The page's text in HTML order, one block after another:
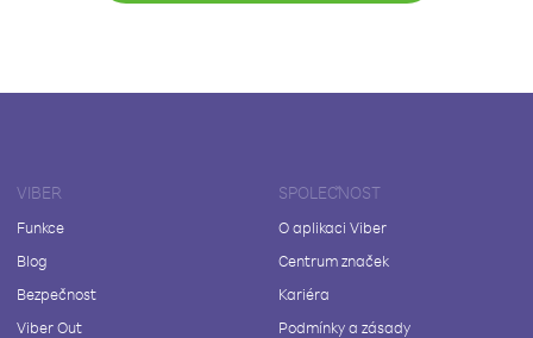
VIBER
Funkce
Blog
Bezpečnost
Viber Out
SPOLEČNOST
O aplikaci Viber
Centrum značek
Kariéra
Podmínky a zásady